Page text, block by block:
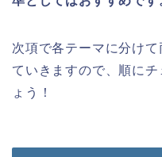
次項で各テーマに分け
ていきますので、順に
ょう！